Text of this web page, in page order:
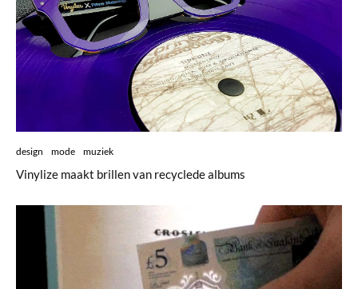
design mode muziek
Vinylize maakt brillen van recyclede albums